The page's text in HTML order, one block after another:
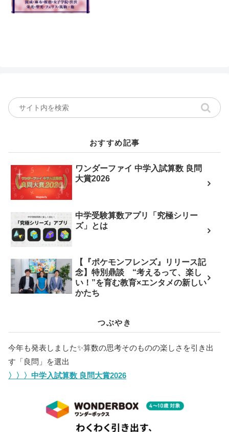
おすすめ記事
ワンダーファイ 中学入試算数 良問
大賞2026
中学受験算数アプリ「究極シリー
ズ」とは
【『ポケモンフレンズ』リリース記
念】特別鼎談 “考えるって、楽し
い！”を育む教育×エンタメの新しい
かたち
つぶやき
今年も発表しました✨️算数の思考そのものの楽しさを引き出
す「良問」を選出
〉〉〉中学入試算数 良問大賞2026